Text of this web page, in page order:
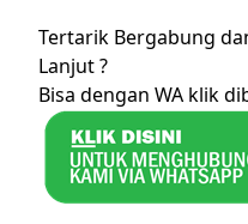
Tertarik Bergabung
Lanjut ?
Bisa dengan WA klik